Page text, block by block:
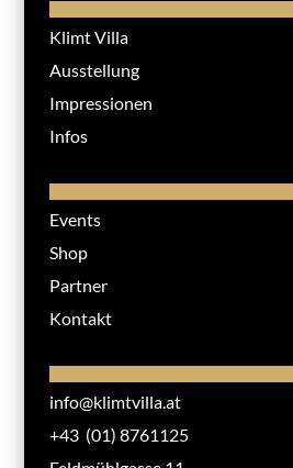
Klimt Villa
Ausstellung
Impressionen
Infos
Events
Shop
Partner
Kontakt
info@klimtvilla.at
+43 (01) 8761125